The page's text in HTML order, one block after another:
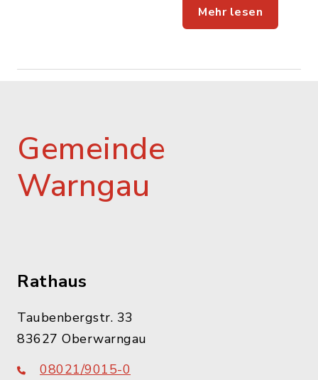
Mehr lesen
Gemeinde
Warngau
Rathaus
Taubenbergstr. 33
83627 Oberwarngau
08021/9015-0